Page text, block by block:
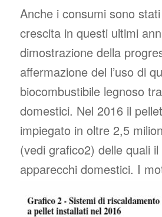
Anche i consumi sono
crescita in questi ultimi
dimostrazione della
affermazione del l’uso di
biocombustibile legnoso
domestici. Nel 2016 il
impiegato in oltre 2,5
(vedi grafico2) delle quali
apparecchi domestici. I